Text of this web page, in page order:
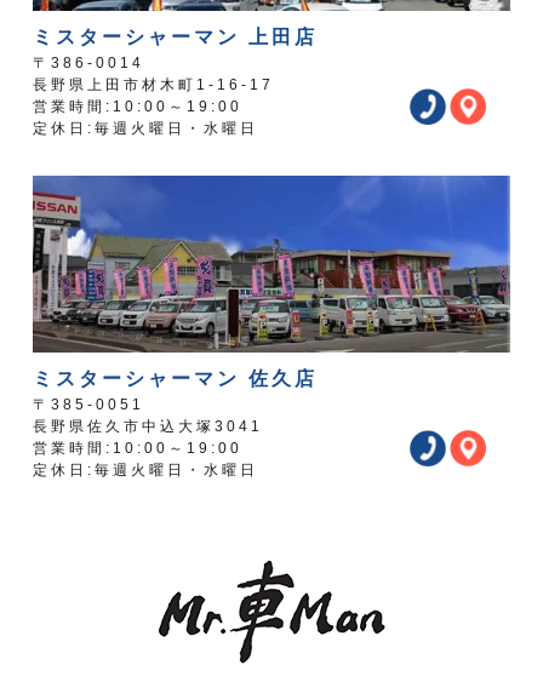
ミスターシャーマン 上田店
〒386-0014
長野県上田市材木町1-16-17
営業時間:10:00～19:00
定休日:毎週火曜日・水曜日
ミスターシャーマン 佐久店
〒385-0051
長野県佐久市中込大塚3041
営業時間:10:00～19:00
定休日:毎週火曜日・水曜日